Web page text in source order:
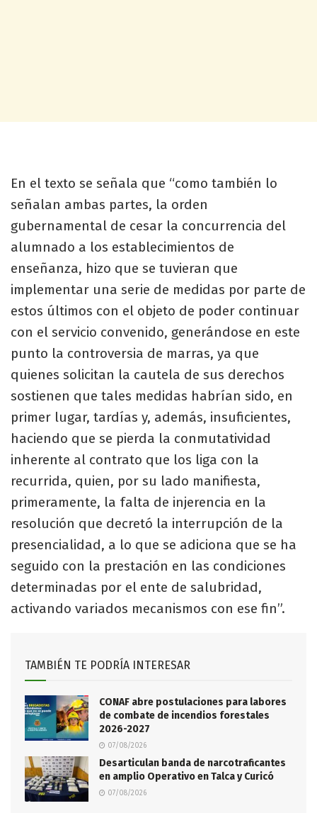
En el texto se señala que “como también lo
señalan ambas partes, la orden
gubernamental de cesar la concurrencia del
alumnado a los establecimientos de
enseñanza, hizo que se tuvieran que
implementar una serie de medidas por parte de
estos últimos con el objeto de poder continuar
con el servicio convenido, generándose en este
punto la controversia de marras, ya que
quienes solicitan la cautela de sus derechos
sostienen que tales medidas habrían sido, en
primer lugar, tardías y, además, insuficientes,
haciendo que se pierda la conmutatividad
inherente al contrato que los liga con la
recurrida, quien, por su lado manifiesta,
primeramente, la falta de injerencia en la
resolución que decretó la interrupción de la
presencialidad, a lo que se adiciona que se ha
seguido con la prestación en las condiciones
determinadas por el ente de salubridad,
activando variados mecanismos con ese fin”.
TAMBIÉN TE PODRÍA INTERESAR
CONAF abre postulaciones para labores
de combate de incendios forestales
2026-2027
07/08/2026
Desarticulan banda de narcotraficantes
en amplio Operativo en Talca y Curicó
07/08/2026